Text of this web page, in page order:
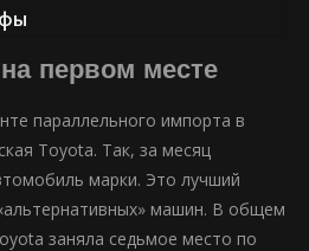
первом месте
параллельного импорта в
Toyota. Так, за месяц
марки. Это лучший
машин. В общем
заняла седьмое место по